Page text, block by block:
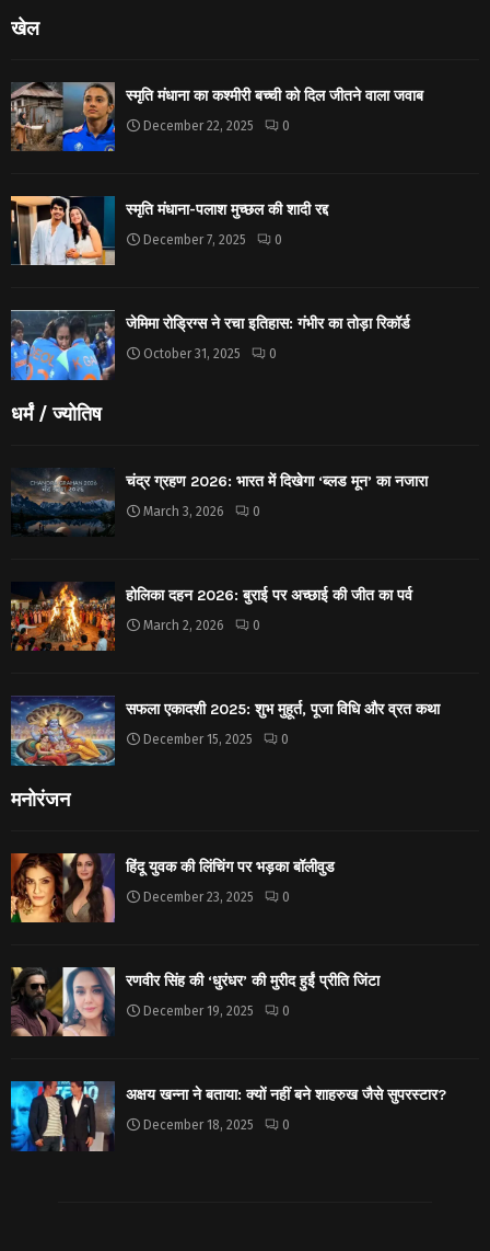
खेल
स्मृति मंधाना का कश्मीरी बच्ची को दिल जीतने वाला जवाब
December 22, 2025 0
स्मृति मंधाना-पलाश मुच्छल की शादी रद्द
December 7, 2025 0
जेमिमा रोड्रिग्स ने रचा इतिहास: गंभीर का तोड़ा रिकॉर्ड
October 31, 2025 0
धर्मं / ज्योतिष
चंद्र ग्रहण 2026: भारत में दिखेगा ‘ब्लड मून’ का नजारा
March 3, 2026 0
होलिका दहन 2026: बुराई पर अच्छाई की जीत का पर्व
March 2, 2026 0
सफला एकादशी 2025: शुभ मुहूर्त, पूजा विधि और व्रत कथा
December 15, 2025 0
मनोरंजन
हिंदू युवक की लिंचिंग पर भड़का बॉलीवुड
December 23, 2025 0
रणवीर सिंह की ‘धुरंधर’ की मुरीद हुईं प्रीति जिंटा
December 19, 2025 0
अक्षय खन्ना ने बताया: क्यों नहीं बने शाहरुख जैसे सुपरस्टार?
December 18, 2025 0